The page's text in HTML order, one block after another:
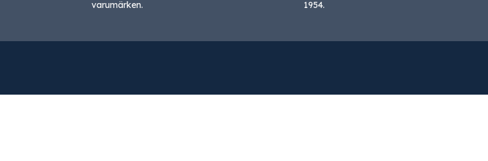
varumärken.
1954.